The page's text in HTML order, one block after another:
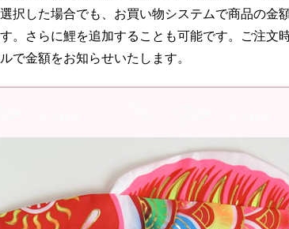
択した場合でも、お買い物システムで商品の金
。さらに鯉を追加することも可能です。ご注
で金額をお知らせいたします。